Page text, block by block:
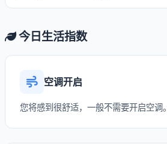
今日生活指数
空调开启
您将感到很舒适，一般不需要开启空调。